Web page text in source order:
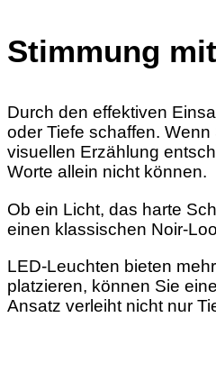
Stimmung
Durch den effektiven
oder Tiefe schaffen.
visuellen Erzählung
Worte allein nicht können.
Ob ein Licht, das harte
einen klassischen Noir-
LED-Leuchten bieten
platzieren, können Sie
Ansatz verleiht nicht nur